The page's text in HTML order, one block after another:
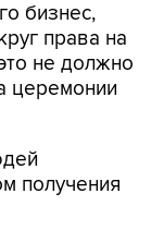
бизнес,
права на
не должно
церемонии
получения